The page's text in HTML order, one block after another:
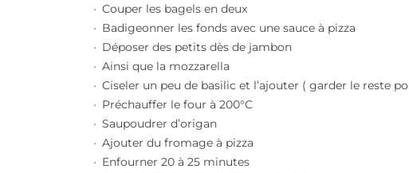
Couper les bagels en deux
Badigeonner les fonds avec une sauce à pizza
Déposer des petits dès de jambon
Ainsi que la mozzarella
Ciseler un peu de basilic et l’ajouter ( garder le reste
Préchauffer le four à 200°C
Saupoudrer d’origan
Ajouter du fromage à pizza
Enfourner 20 à 25 minutes